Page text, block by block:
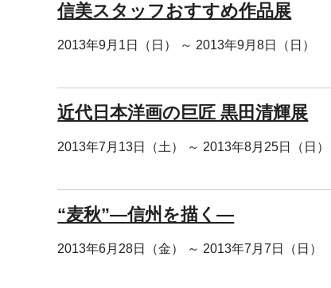
信美スタッフおすすめ作品展
2013年9月1日（日） ～ 2013年9月8日（日）
近代日本洋画の巨匠 黒田清輝展
2013年7月13日（土） ～ 2013年8月25日（日）
“麦秋”―信州を描く―
2013年6月28日（金） ～ 2013年7月7日（日）